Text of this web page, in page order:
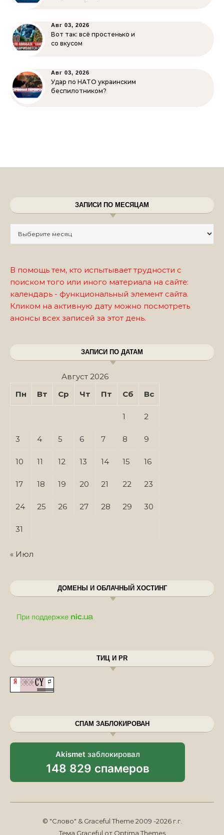
Авг 03, 2026
Вот так: всё простенько и
со вкусом
Авг 03, 2026
Удар по НАТО украинским
беспилотником?
ЗАПИСИ ПО МЕСЯЦАМ
В помощь тем, кто испытывает трудности с
поиском того или иного материала на сайте:
календарь - функциональный элемент сайта.
Кликом на активную дату можно посмотреть
анонсы всех записей за этот день.
ЗАПИСИ ПО ДАТАМ
Август 2026
Пн
Вт Ср Чт Пт Сб Вс
1 2
3 4 5 6 7 8 9
10 11 12 13 14 15 16
17 18 19 20 21 22 23
24 25 26 27 28 29 30
31
« Июл
ДОМЕНЫ И ОБЛАЧНЫЙ ХОСТИНГ
ТИЦ И PR
СПАМ ЗАБЛОКИРОВАН
Akismet заблокировал
148 829 спамеров
© "Слово" & Graceful Theme 2009 -2026 г.г.
Тема Graceful от Optima Themes